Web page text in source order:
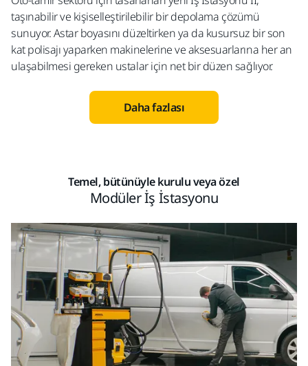
taşınabilir ve kişiselleştirilebilir bir depolama çözümü
sunuyor. Astar boyasını düzeltirken ya da kusursuz bir son
kat polisajı yaparken makinelerine ve aksesuarlarına her an
ulaşabilmesi gereken ustalar için net bir düzen sağlıyor.
Daha fazlası
Temel, bütünüyle kurulu veya özel
Modüler İş İstasyonu